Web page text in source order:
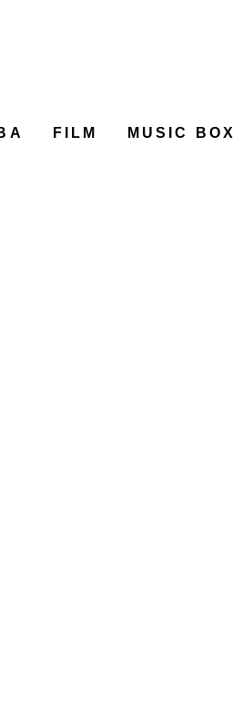
FILM MUSIC BOX